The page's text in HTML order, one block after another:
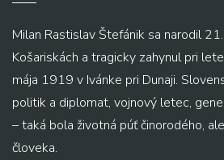
Milan Rastislav Štefánik sa narodil
Košariskách a tragicky zahynul pri
mája 1919 v Ivánke pri Dunaji.
politik a diplomat, vojnový letec,
– taká bola životná púť činorodého,
človeka.